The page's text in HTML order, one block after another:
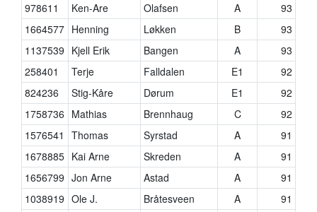
978611
Ken-Are Olafsen A
93
1664577 Henning Løkken B
93
1137539 Kjell Erik Bangen A
93
258401
Terje Falldalen E1
92
824236
Stig-Kåre Dørum E1
92
1758736 Mathias Brennhaug C
92
1576541
Thomas Syrstad A
91
1678885 Kai Arne Skreden A
91
1656799 Jon Arne Astad A
91
1038919 Ole J. Bråtesveen A
91